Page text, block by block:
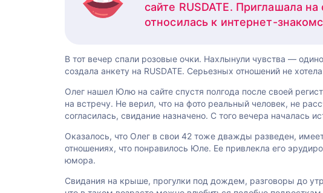
сайте RUSDATE. Приглашала
относилась к интернет-
В тот вечер спали розовые очки. Нахлынули чувства —
создала анкету на RUSDATE. Серьезных отношений не
Олег нашел Юлю на сайте спустя полгода после своей
на встречу. Не верил, что на фото реальный человек, не
согласилась, свидание назначено. С того вечера началась
Оказалось, что Олег в свои 42 тоже дважды разведен,
отношениях, что понравилось Юле. Ее привлекла его
юмора.
Свидания на крыше, прогулки под дождем, разговоры до